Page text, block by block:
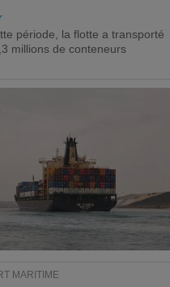
période, la flotte a transporté
millions de conteneurs
MARITIME